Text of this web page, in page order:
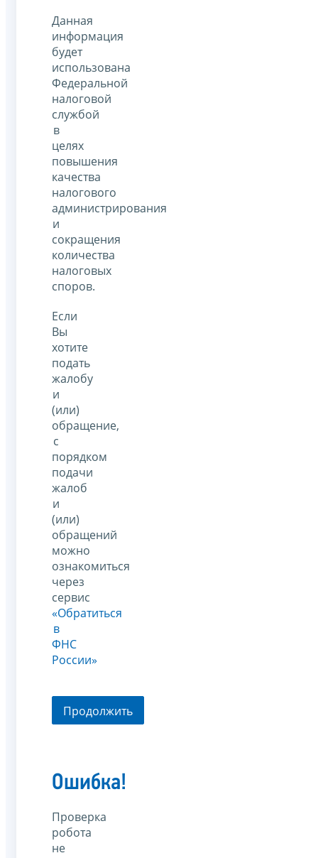
Данная
информация
будет
использована
Федеральной
налоговой
службой
в
целях
повышения
качества
налогового
администрирования
и
сокращения
количества
налоговых
споров.
Если
Вы
хотите
подать
жалобу
и
(или)
обращение,
с
порядком
подачи
жалоб
и
(или)
обращений
можно
ознакомиться
через
сервис
«Обратиться
в
ФНС
России»
Продолжить
Ошибка!
Проверка
робота
не